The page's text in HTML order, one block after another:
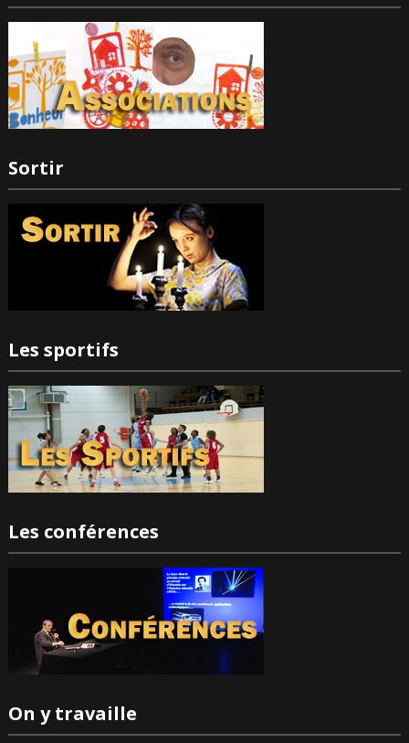
Sortir
Les sportifs
Les conférences
On y travaille